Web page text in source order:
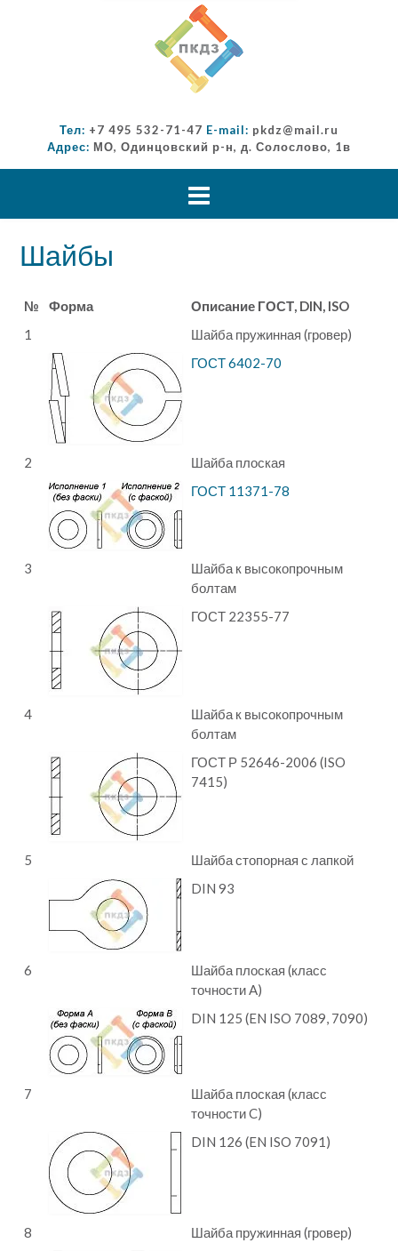
Тел: +7 495 532-71-47 E-mail: pkdz@mail.ru
Адрес: МО, Одинцовский р-н, д. Солослово, 1в
Шайбы
№ Форма
Описание ГОСТ, DIN, ISO
1
Шайба пружинная (гровер)
ГОСТ 6402-70
2
Шайба плоская
ГОСТ 11371-78
3
Шайба к высокопрочным
болтам
ГОСТ 22355-77
4
Шайба к высокопрочным
болтам
ГОСТ Р 52646-2006 (ISO
7415)
5
Шайба стопорная с лапкой
DIN 93
6
Шайба плоская (класс
точности A)
DIN 125 (EN ISO 7089, 7090)
7
Шайба плоская (класс
точности C)
DIN 126 (EN ISO 7091)
8
Шайба пружинная (гровер)